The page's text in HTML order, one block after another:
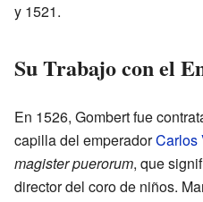
y 1521.
Su Trabajo con el
En 1526, Gombert fue
capilla del emperadorCarlos
magister puerorum, que
director del coro de niños.